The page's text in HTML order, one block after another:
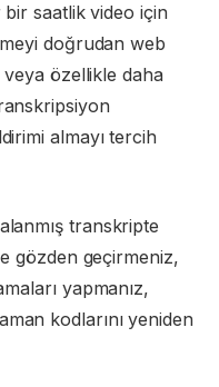
saatlik video için
doğrudan web
özellikle daha
almayı tercih
transkripte
gözden geçirmeniz,
yapmanız,
kodlarını yeniden